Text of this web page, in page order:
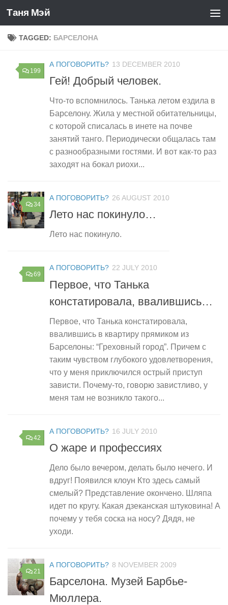
Skip to content
Таня Мэй
TAGGED: БАРСЕЛОНА
199
А ПОГОВОРИТЬ? 13 DECEMBER 2010
Гей! Добрый человек.
Что-то вспомнилось. Танька летом ездила в
Барселону. Жила у местной обитательницы,
с которой списалась в инете на почве
занятий танго. Периодически общалась там
с разнообразными гостями. И вот как-то раз
заходят на бокал риохи...
34
А ПОГОВОРИТЬ? 26 AUGUST 2010
Лето нас покинуло…
Лето нас покинуло.
69
А ПОГОВОРИТЬ? 22 JULY 2010
Первое, что Танька
констатировала, ввалившись…
Первое, что Танька констатировала,
ввалившись в квартиру прямиком из
Барселоны: “Греховный город”. Причем с
таким чувством глубокого удовлетворения,
что у меня приключился острый приступ
зависти. Почему-то, говорю завистливо, у
меня там не возникло такого...
42
А ПОГОВОРИТЬ? 16 JULY 2010
О жаре и профессиях
Дело было вечером, делать было нечего. И
вдруг! Появился клоун Кто здесь самый
смелый? Представление окончено. Шляпа
идет по кругу. Какая дзеканская штуковина! А
почему у тебя соска на носу? Дядя, не
уходи.
21
А ПОГОВОРИТЬ? 8 NOVEMBER 2009
Барселона. Музей Барбье-
Мюллера.